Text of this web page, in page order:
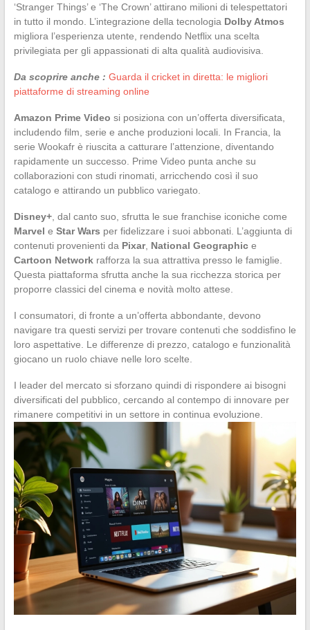
‘Stranger Things’ e ‘The Crown’ attirano milioni di telespettatori
in tutto il mondo. L’integrazione della tecnologia Dolby Atmos
migliora l’esperienza utente, rendendo Netflix una scelta
privilegiata per gli appassionati di alta qualità audiovisiva.
Da scoprire anche : Guarda il cricket in diretta: le migliori
piattaforme di streaming online
Amazon Prime Video si posiziona con un’offerta diversificata,
includendo film, serie e anche produzioni locali. In Francia, la
serie Wookafr è riuscita a catturare l’attenzione, diventando
rapidamente un successo. Prime Video punta anche su
collaborazioni con studi rinomati, arricchendo così il suo
catalogo e attirando un pubblico variegato.
Disney+, dal canto suo, sfrutta le sue franchise iconiche come
Marvel e Star Wars per fidelizzare i suoi abbonati. L’aggiunta di
contenuti provenienti da Pixar, National Geographice
Cartoon Networkrafforza la sua attrattiva presso le famiglie.
Questa piattaforma sfrutta anche la sua ricchezza storica per
proporre classici del cinema e novità molto attese.
I consumatori, di fronte a un’offerta abbondante, devono
navigare tra questi servizi per trovare contenuti che soddisfino le
loro aspettative. Le differenze di prezzo, catalogo e funzionalità
giocano un ruolo chiave nelle loro scelte.
I leader del mercato si sforzano quindi di rispondere ai bisogni
diversificati del pubblico, cercando al contempo di innovare per
rimanere competitivi in un settore in continua evoluzione.